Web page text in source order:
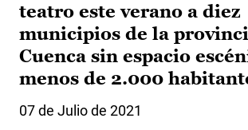
teatro este verano a diez
municipios de la
Cuenca sin espacio
menos de 2.000
07 de Julio de 2021